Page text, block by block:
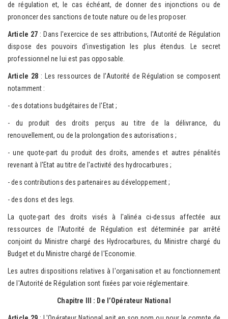
de régulation et, le cas échéant, de donner des injonctions ou de
prononcer des sanctions de toute nature ou de les proposer.
Article 27 : Dans l'exercice de ses attributions, l'Autorité de Régulation
dispose des pouvoirs d'investigation les plus étendus. Le secret
professionnel ne lui est pas opposable.
Article 28 : Les ressources de l’Autorité de Régulation se composent
notamment :
- des dotations budgétaires de l'Etat ;
- du produit des droits perçus au titre de la délivrance, du
renouvellement, ou de la prolongation des autorisations ;
- une quote-part du produit des droits, amendes et autres pénalités
revenant à l'Etat au titre de l'activité des hydrocarbures ;
- des contributions des partenaires au développement ;
- des dons et des legs.
La quote-part des droits visés à l'alinéa ci-dessus affectée aux
ressources de l'Autorité de Régulation est déterminée par arrêté
conjoint du Ministre chargé des Hydrocarbures, du Ministre chargé du
Budget et du Ministre chargé de l'Economie.
Les autres dispositions relatives à l'organisation et au fonctionnement
de l'Autorité de Régulation sont fixées par voie réglementaire.
Chapitre III : De l’Opérateur National